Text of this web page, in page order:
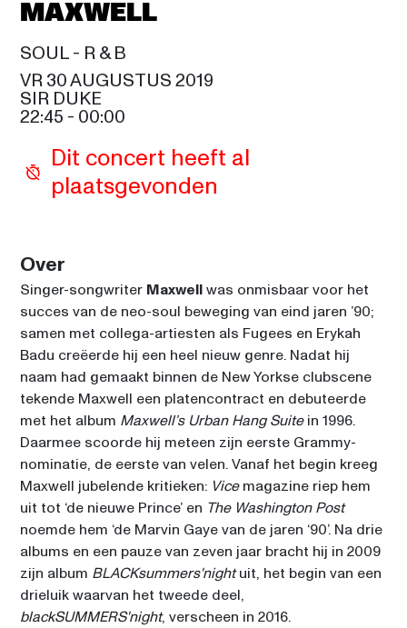
EARTH, WIND & FIRE
SAM COOKE
MAXWELL
SIR DUKE
CELIA
BLACK EYED PEAS
MAXWELL
SOUL - R & B
VR 30 AUGUSTUS 2019
SIR DUKE
22:45 - 00:00
Dit concert heeft al
plaatsgevonden
Over
Singer-songwriter Maxwell was onmisbaar voor het
succes van de neo-soul beweging van eind jaren ’90;
samen met collega-artiesten als Fugees en Erykah
Badu creëerde hij een heel nieuw genre. Nadat hij
naam had gemaakt binnen de New Yorkse clubscene
tekende Maxwell een platencontract en debuteerde
met het album Maxwell’s Urban Hang Suite in 1996.
Daarmee scoorde hij meteen zijn eerste Grammy-
nominatie, de eerste van velen. Vanaf het begin kreeg
Maxwell jubelende kritieken: Vice magazine riep hem
uit tot ‘de nieuwe Prince’ en The Washington Post
noemde hem ‘de Marvin Gaye van de jaren ‘90’. Na drie
albums en een pauze van zeven jaar bracht hij in 2009
zijn album BLACKsummers'night uit, het begin van een
blackSUMMERS'night, verscheen in 2016.